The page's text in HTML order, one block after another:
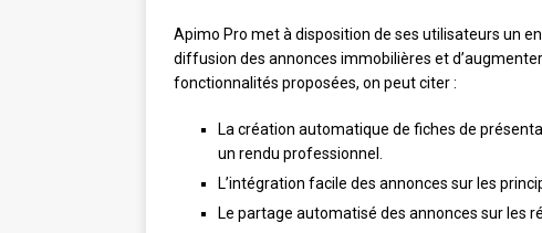
Apimo Pro met à disposition de ses utilisateurs un
diffusion des annonces immobilières et
fonctionnalités proposées, on peut citer :
La création automatique de fiches de
un rendu professionnel.
L’intégration facile des annonces sur les
Le partage automatisé des annonces sur les